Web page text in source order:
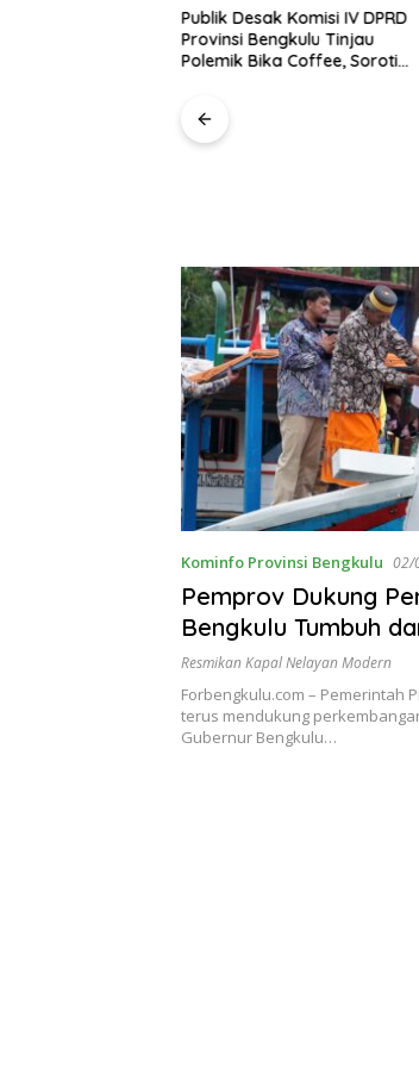
Publik Desak Komisi IV DPRD
Provinsi Bengkulu Tinjau
Polemik Bika Coffee, Soroti
Kominfo Provinsi Bengkulu 02/
Pemprov Dukung
Bengkulu Tumbuh
Resmikan Kapal Nelayan Modern
Forbengkulu.com – Pemerintah
terus mendukung
Gubernur Bengkulu…